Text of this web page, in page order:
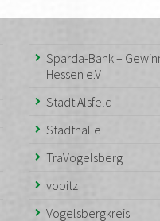
Sparda-Bank –
Hessen e.V
Stadt Alsfeld
Stadthalle
TraVogelsberg
vobitz
Vogelsbergkreis